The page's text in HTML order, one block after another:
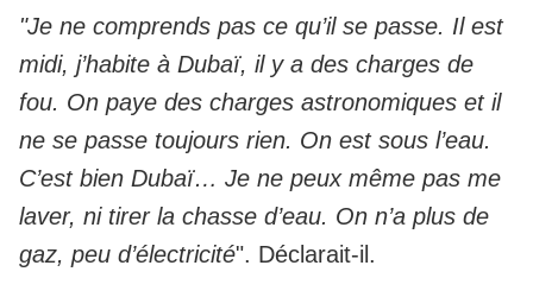
"Je ne comprends pas ce qu’il se passe. Il est
midi, j’habite à Dubaï, il y a des charges de
fou. On paye des charges astronomiques et il
ne se passe toujours rien. On est sous l’eau.
C’est bien Dubaï… Je ne peux même pas me
laver, ni tirer la chasse d’eau. On n’a plus de
gaz, peu d’électricité". Déclarait-il.